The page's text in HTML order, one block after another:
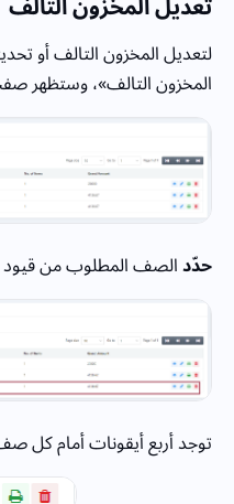
لتعديل المخزون التالف أو
المخزون التالف»، وستظهر
حدّدالصف المطلوب من قيود
توجد أربع أيقونات أمام كل